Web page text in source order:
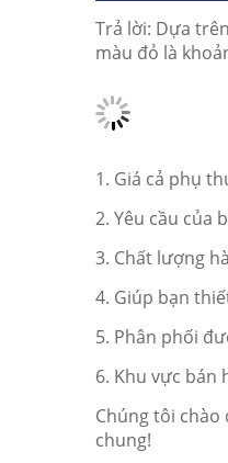
Trả lời: Dựa
màu đỏ là
1. Giá cả phụ
2. Yêu cầu của
3. Chất lượng
4. Giúp bạn
5. Phân phối
6. Khu vực bán
Chúng tôi
chung!